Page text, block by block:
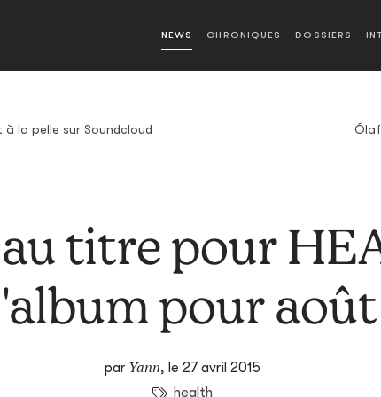
NEWS CHRONIQUES DOSSIERS
la pelle sur Soundcloud
titre pour
pour août
par Yann, le 27 avril 2015
health